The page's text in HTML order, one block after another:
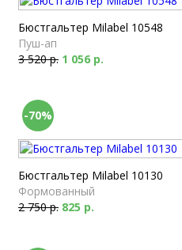
Бюстгальтер Milabel 10548
Пуш-ап
3 520 р. 1 056 р.
-70%
Бюстгальтер Milabel 10130
Формованный
2 750 р. 825 р.